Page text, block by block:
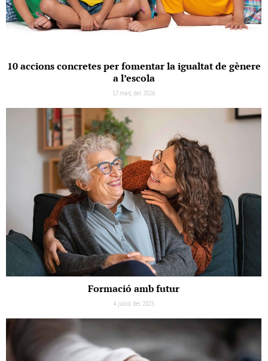
10 accions concretes per fomentar la igualtat de gènere
a l’escola
17 març del 2026
Formació amb futur
4 juliol del 2025